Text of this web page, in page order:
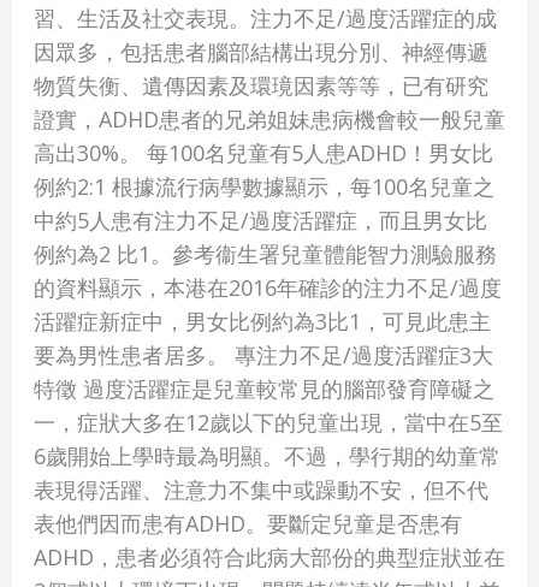
習、生活及社交表現。注力不足/過度活躍症的成
因眾多，包括患者腦部結構出現分別、神經傳遞
物質失衡、遺傳因素及環璄因素等等，已有研究
證實，ADHD患者的兄弟姐妹患病機會較一般兒童
高出30%。 每100名兒童有5人患ADHD！男女比
例約2:1 根據流行病學數據顯示，每100名兒童之
中約5人患有注力不足/過度活躍症，而且男女比
例約為2 比1。參考衞生署兒童體能智力測驗服務
的資料顯示，本港在2016年確診的注力不足/過度
活躍症新症中，男女比例約為3比1，可見此患主
要為男性患者居多。 專注力不足/過度活躍症3大
特徵 過度活躍症是兒童較常見的腦部發育障礙之
一，症狀大多在12歲以下的兒童出現，當中在5至
6歲開始上學時最為明顯。不過，學行期的幼童常
表現得活躍、注意力不集中或躁動不安，但不代
表他們因而患有ADHD。要斷定兒童是否患有
ADHD，患者必須符合此病大部份的典型症狀並在
症？
一
文
了
解
ADHD
成
因、
特
徵
及
診
評
估
方
法